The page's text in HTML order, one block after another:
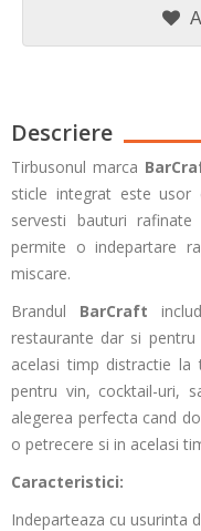
Descriere
Tirbusonul marca
sticle integrat este
servesti bauturi
permite o indepartare
miscare.
Brandul BarCraft
restaurante dar si
acelasi timp distractie la
pentru vin, cocktail-uri,
alegerea perfecta cand
o petrecere si in acelasi
Caracteristici:
Indeparteaza cu usurinta